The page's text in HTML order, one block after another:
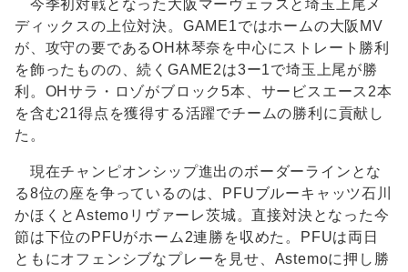
今季初対戦となった大阪マーヴェラスと埼玉上尾メ
ディックスの上位対決。GAME1ではホームの大阪MV
が、攻守の要であるOH林琴奈を中心にストレート勝利
を飾ったものの、続くGAME2は3ー1で埼玉上尾が勝
利。OHサラ・ロゾがブロック5本、サービスエース2本
を含む21得点を獲得する活躍でチームの勝利に貢献し
た。
現在チャンピオンシップ進出のボーダーラインとな
る8位の座を争っているのは、PFUブルーキャッツ石川
かほくとAstemoリヴァーレ茨城。直接対決となった今
節は下位のPFUがホーム2連勝を収めた。PFUは両日
ともにオフェンシブなプレーを見せ、Astemoに押し勝